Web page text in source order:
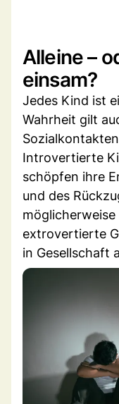
Alleine –
einsam?
Jedes Kind ist
Wahrheit gilt
Introvertierte
schöpfen ihre
und des
möglicherweise
extrovertierte
in Gesellschaft